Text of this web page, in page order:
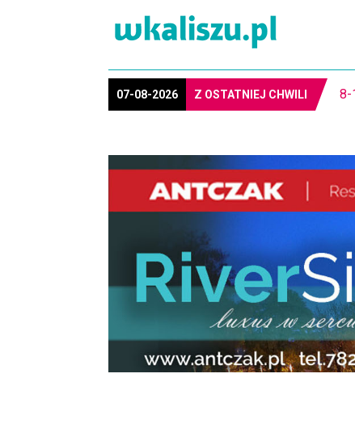
07-08-2026 Z OSTATNIEJ CHWILI 8-